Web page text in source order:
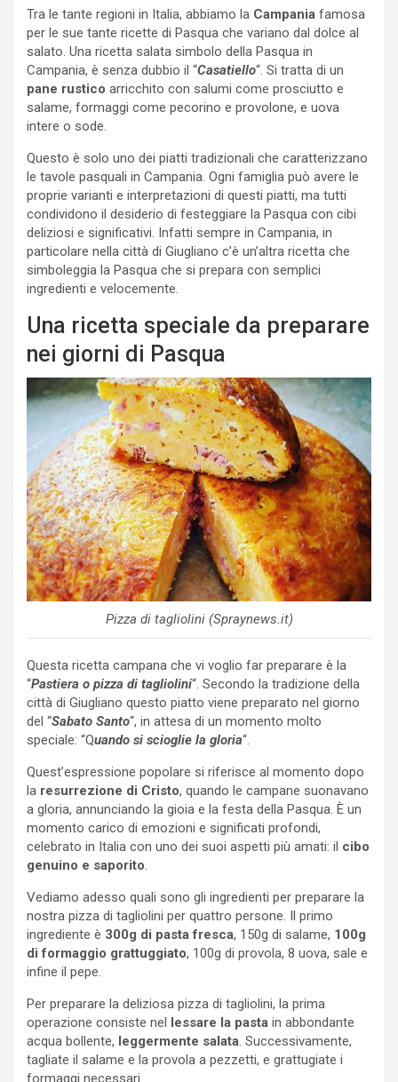
Tra le tante regioni in Italia, abbiamo la Campania famosa
per le sue tante ricette di Pasqua che variano dal dolce al
salato. Una ricetta salata simbolo della Pasqua in
Campania, è senza dubbio il “Casatiello“. Si tratta di un
pane rustico arricchito con salumi come prosciutto e
salame, formaggi come pecorino e provolone, e uova
intere o sode.
Questo è solo uno dei piatti tradizionali che caratterizzano
le tavole pasquali in Campania. Ogni famiglia può avere le
proprie varianti e interpretazioni di questi piatti, ma tutti
condividono il desiderio di festeggiare la Pasqua con cibi
deliziosi e significativi. Infatti sempre in Campania, in
particolare nella città di Giugliano c’è un’altra ricetta che
simboleggia la Pasqua che si prepara con semplici
ingredienti e velocemente.
Una ricetta speciale da preparare
nei giorni di Pasqua
Pizza di tagliolini (Spraynews.it)
Questa ricetta campana che vi voglio far preparare è la
“Pastiera o pizza di tagliolini“. Secondo la tradizione della
città di Giugliano questo piatto viene preparato nel giorno
del “Sabato Santo“, in attesa di un momento molto
speciale: “Quando si scioglie la gloria“.
Quest’espressione popolare si riferisce al momento dopo
la resurrezione di Cristo, quando le campane suonavano
a gloria, annunciando la gioia e la festa della Pasqua. È un
momento carico di emozioni e significati profondi,
celebrato in Italia con uno dei suoi aspetti più amati: il cibo
genuino e saporito.
Vediamo adesso quali sono gli ingredienti per preparare la
nostra pizza di tagliolini per quattro persone. Il primo
ingrediente è 300g di pasta fresca, 150g di salame, 100g
di formaggio grattuggiato, 100g di provola, 8 uova, sale e
infine il pepe.
Per preparare la deliziosa pizza di tagliolini, la prima
operazione consiste nel lessare la pasta in abbondante
acqua bollente, leggermente salata. Successivamente,
tagliate il salame e la provola a pezzetti, e grattugiate i
formaggi necessari.